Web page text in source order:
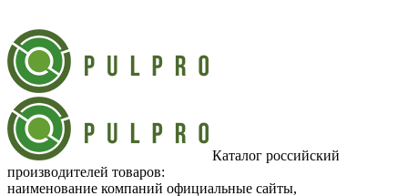
Каталог российский
производителей товаров:
наименование компаний официальные сайты,